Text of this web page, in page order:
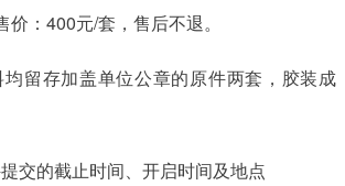
：400元/套，售后不退。
留存加盖单位公章的原件两套，胶装成
交的截止时间、开启时间及地点